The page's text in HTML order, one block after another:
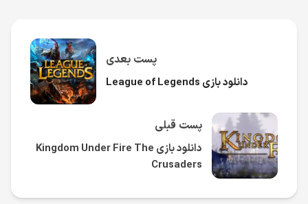
پست قبلی
دانلود بازی Kingdom Under Fire The
Crusaders
پست بعدی
دانلود بازی League of Legends